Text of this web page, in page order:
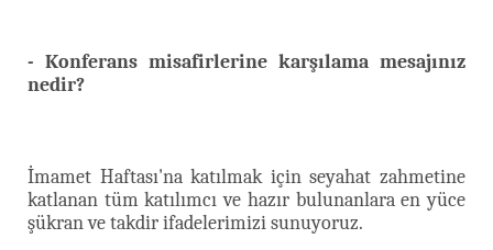
- Konferans misafirlerine karşılama mesajınız
nedir?
İmamet Haftası'na katılmak için seyahat zahmetine
katlanan tüm katılımcı ve hazır bulunanlara en yüce
şükran ve takdir ifadelerimizi sunuyoruz.